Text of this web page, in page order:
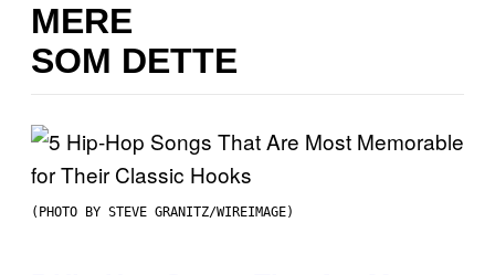
MERE
SOM DETTE
(PHOTO BY STEVE GRANITZ/WIREIMAGE)